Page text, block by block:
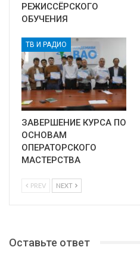
РЕЖИССЁРСКОГО
ОБУЧЕНИЯ
ТВ И РАДИО
ЗАВЕРШЕНИЕ КУРСА ПО
ОСНОВАМ
ОПЕРАТОРСКОГО
МАСТЕРСТВА
PREV NEXT
Оставьте ответ